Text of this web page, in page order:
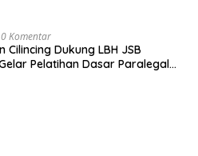
0 Komentar
Cilincing Dukung LBH JSB
Pelatihan Dasar Paralegal